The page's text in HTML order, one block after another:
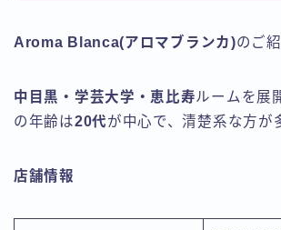
Aroma Blanca(アロマブランカ)のご
中目黒・学芸大学・恵比寿ルームを展
の年齢は20代が中心で、清楚系な方が
店舗情報